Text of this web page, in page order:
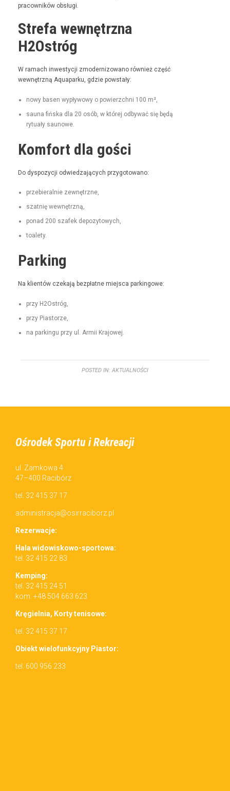
pra­cown­ików obsługi.
Strefa wewnętrzna
H2Ostróg
W ramach inwest­y­cji zmod­ern­i­zowano również część
wewnętrzną Aqua­parku, gdzie powstały:
nowy basen wypły­wowy o powierzch­ni 100 m²,
sauna fińs­ka dla 20 osób, w której odby­wać się będą
rytu­ały saunowe.
Komfort dla gości
Do dys­pozy­cji odwiedza­ją­cych przygotowano:
prze­bier­al­nie zewnętrzne,
szat­nię wewnętrzną,
pon­ad 200 szafek depozytowych,
toale­ty.
Parking
Na klien­tów czeka­ją bezpłatne miejs­ca parkingowe:
przy H2Ostróg,
przy Pias­torze,
na parkingu przy ul. Armii Krajowej.
POSTED IN: AKTUALNOŚCI
Ośrodek Sportu i Rekreacji
ul. Zamkowa 4
47–400 Racibórz
tel. 32 415 37 17
administracja@osirraciborz.pl
Rez­erwac­je:
Hala wid­owiskowo-sportowa:
tel. 32 415 22 83
Kemp­ing:
tel. 32 415 24 51
kom. +48 504 663 623
Kręgiel­nia, Korty tenisowe:
tel. 32 415 37 17
Obiekt wielo­funkcyjny Piastor:
tel. 600 956 233